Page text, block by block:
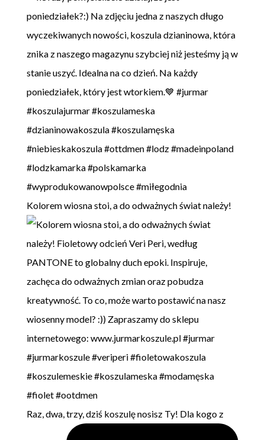
Kolorem wiosna stoi, a do odważnych świat należy!
Raz, dwa, trzy, dziś koszulę nosisz Ty! Dla kogo z